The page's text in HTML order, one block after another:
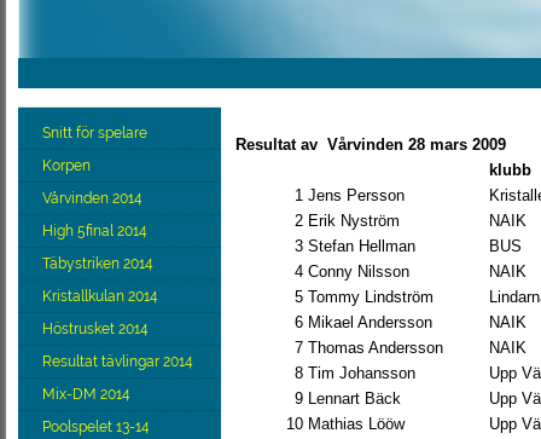
Snitt för spelare
Korpen
Vårvinden 2014
High 5final 2014
Täbystriken 2014
Kristallkulan 2014
Höstrusket 2014
Resultat tävlingar 2014
Mix-DM 2014
Poolspelet 13-14
Resultat av Vårvinden 28 mars 2009
klubb
1 Jens Persson
2 Erik Nyström
NAIK
3 Stefan Hellman
BUS
4 Conny Nilsson
NAIK
5 Tommy Lindström
6 Mikael Andersson
NAIK
7 Thomas Andersson
NAIK
8 Tim Johansson
Upp
9 Lennart Bäck
Upp
10 Mathias Lööw
Upp